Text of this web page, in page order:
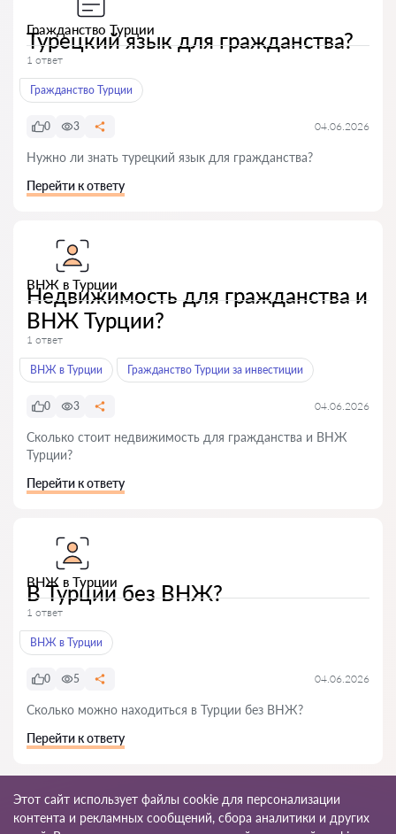
Гражданство Турции
Турецкий язык для гражданства?
1 ответ
Гражданство Турции
0 3 04.06.2026
Нужно ли знать турецкий язык для гражданства?
Перейти к ответу
ВНЖ в Турции
Недвижимость для гражданства и
ВНЖ Турции?
1 ответ
ВНЖ в Турции Гражданство Турции за инвестиции
0 3 04.06.2026
Сколько стоит недвижимость для гражданства и ВНЖ
Турции?
Перейти к ответу
ВНЖ в Турции
В Турции без ВНЖ?
1 ответ
ВНЖ в Турции
0 5 04.06.2026
Сколько можно находиться в Турции без ВНЖ?
Перейти к ответу
Этот сайт использует файлы cookie для персонализации
контента и рекламных сообщений, сбора аналитики и других